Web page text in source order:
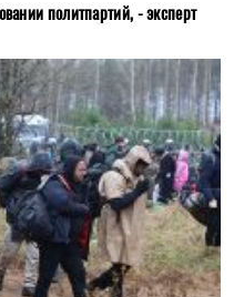
политпартий, - эксперт